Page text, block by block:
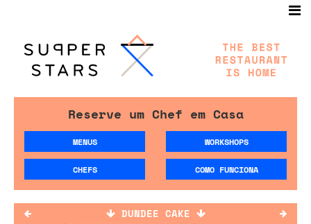
Reserve um Chef em Casa
MENUS WORKSHOPS
CHEFS COMO FUNCIONA
DUNDEE CAKE